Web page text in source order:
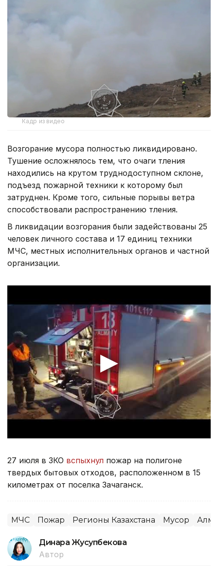
Кадр из видео
Возгорание мусора полностью ликвидировано.
Тушение осложнялось тем, что очаги тления
находились на крутом труднодоступном склоне,
подъезд пожарной техники к которому был
затруднен. Кроме того, сильные порывы ветра
способствовали распространению тления.
В ликвидации возгорания были задействованы 25
человек личного состава и 17 единиц техники
МЧС, местных исполнительных органов и частной
организации.
27 июля в ЗКО вспыхнул пожар на полигоне
твердых бытовых отходов, расположенном в 15
километрах от поселка Зачаганск.
МЧС Пожар Регионы Казахстана Мусор
Динара Жусупбекова
Автор